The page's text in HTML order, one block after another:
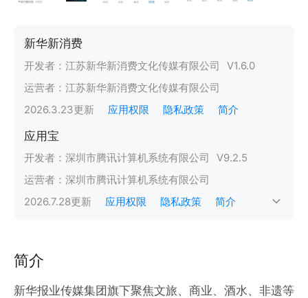
新华新消费
开发者： 江苏新华新消费文化传媒有限公司 V1.6.0
运营者： 江苏新华新消费文化传媒有限公司
2026.3.23更新 应用权限 隐私政策 简介
应用宝
开发者： 深圳市腾讯计算机系统有限公司 V9.2.5
运营者： 深圳市腾讯计算机系统有限公司
2026.7.28更新 应用权限 隐私政策 简介
简介
新华报业传媒集团旗下聚焦文旅、商业、酒水、非遗等